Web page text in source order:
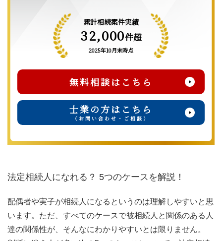
累計相続案件実績
32,000件超
2025年10月末時点
無料相談はこちら
士業の方はこちら
（お問い合わせ・ご相談）
法定相続人になれる？ 5つのケースを解説！
配偶者や実子が相続人になるというのは理解しやすいと思
います。ただ、すべてのケースで被相続人と関係のある人
達の関係性が、そんなにわかりやすいとは限りません。